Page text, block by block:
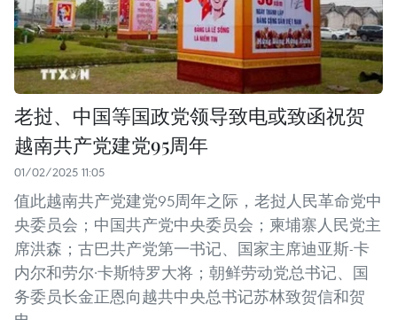
老挝、中国等国政党领导致电或致函祝贺
越南共产党建党95周年
01/02/2025 11:05
值此越南共产党建党95周年之际，老挝人民革命党中
央委员会；中国共产党中央委员会；柬埔寨人民党主
席洪森；古巴共产党第一书记、国家主席迪亚斯-卡
内尔和劳尔·卡斯特罗大将；朝鲜劳动党总书记、国
务委员长金正恩向越共中央总书记苏林致贺信和贺